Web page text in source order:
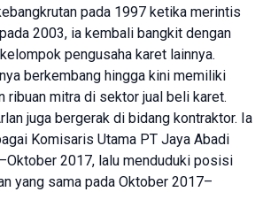
pada 1997 ketika merintis
2003, ia kembali bangkit dengan
pengusaha karet lainnya.
berkembang hingga kini memiliki
ribuan mitra di sektor jual beli karet.
juga bergerak di bidang kontraktor. Ia
Komisaris Utama PT Jaya Abadi
2017, lalu menduduki posisi
yang sama pada Oktober 2017–